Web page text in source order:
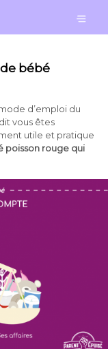
de bébé
d’emploi du
vous êtes
utile et pratique
poisson rouge qui